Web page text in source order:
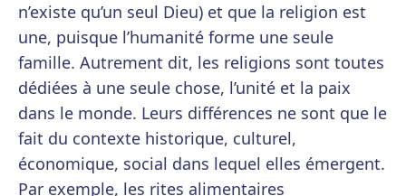
n’existe qu’un seul Dieu) et que la religion est
une, puisque l’humanité forme une seule
famille. Autrement dit, les religions sont toutes
dédiées à une seule chose, l’unité et la paix
dans le monde. Leurs différences ne sont que le
fait du contexte historique, culturel,
économique, social dans lequel elles émergent.
Par exemple, les rites alimentaires